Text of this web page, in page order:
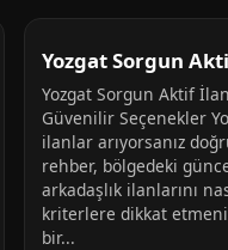
Yozgat Sorgun
Yozgat Sorgun Aktif
Güvenilir Seçenekler
ilanlar arıyorsanız
rehber, bölgedeki
arkadaşlık ilanlarını
kriterlere dikkat
bir...